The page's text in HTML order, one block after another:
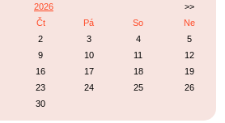
2026
>>
Čt Pá So
Ne
2 3 4
5
9 10 11
12
16 17 18
19
23 24 25
26
30